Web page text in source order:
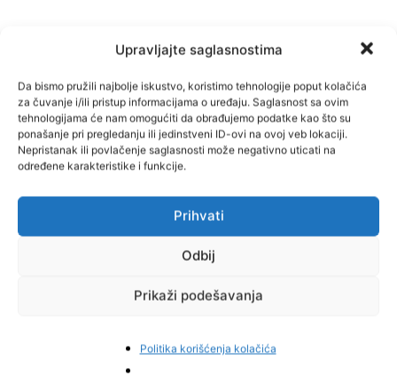
Upravljajte saglasnostima
Da bismo pružili najbolje iskustvo, koristimo tehnologije poput kolačića
za čuvanje i/ili pristup informacijama o uređaju. Saglasnost sa ovim
tehnologijama će nam omogućiti da obrađujemo podatke kao što su
ponašanje pri pregledanju ili jedinstveni ID-ovi na ovoj veb lokaciji.
Nepristanak ili povlačenje saglasnosti može negativno uticati na
određene karakteristike i funkcije.
Prihvati
Odbij
Prikaži podešavanja
Politika korišćenja kolačića
Facebook Pinterest